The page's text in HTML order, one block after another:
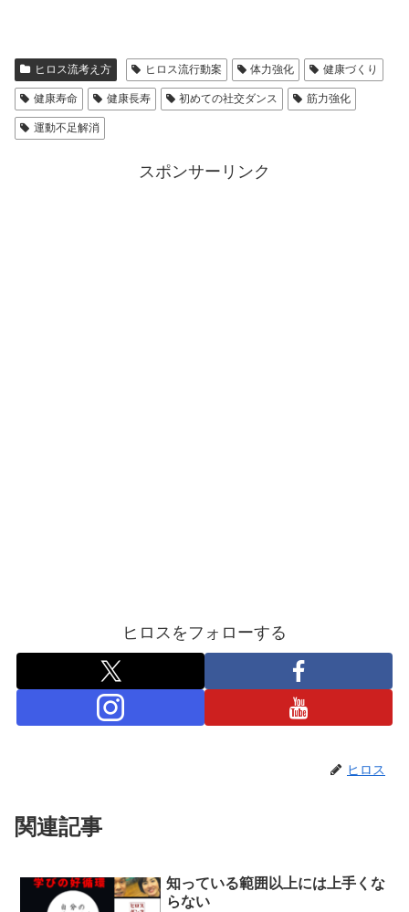
ヒロス流考え方 ヒロス流行動案 体力強化 健康づくり
健康寿命 健康長寿 初めての社交ダンス 筋力強化
運動不足解消
スポンサーリンク
ヒロスをフォローする
ヒロス
関連記事
知っている範囲以上には上手くな
らない